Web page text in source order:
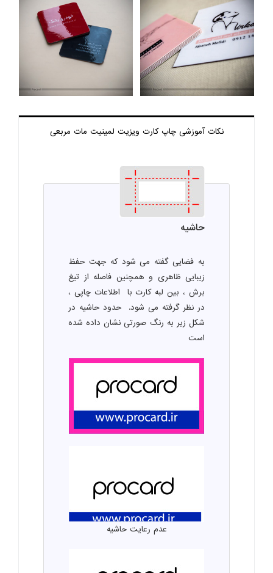
نکات آموزشی چاپکارت ویزیت لمینیت مات مربعی
حاشیه
به فضایی گفته می شود که جهت حفظ
زیبایی ظاهری و همچنین فاصله از تیغ
برش ، بین لبه کارت با اطلاعات چاپی ،
در نظر گرفته می شود. حدود حاشیه در
شکل زیر به رنگ صورتی نشان داده شده
است
عدم رعایت حاشیه